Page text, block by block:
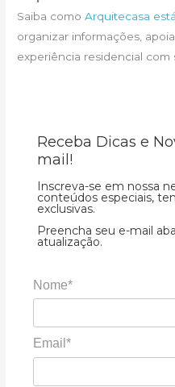
Saiba comoArquitecasa
organizar informações,
experiência residencial com
Receba Dicas e
mail!
Inscreva-se em nossa
conteúdos especiais,
exclusivas.
Preencha seu e-mail
atualização.
Nome*
Email*